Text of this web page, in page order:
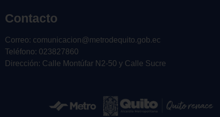
Contacto
Correo: comunicacion@metrodequito.gob.ec
Teléfono: 023827860
Dirección: Calle Montúfar N2-50 y Calle Sucre